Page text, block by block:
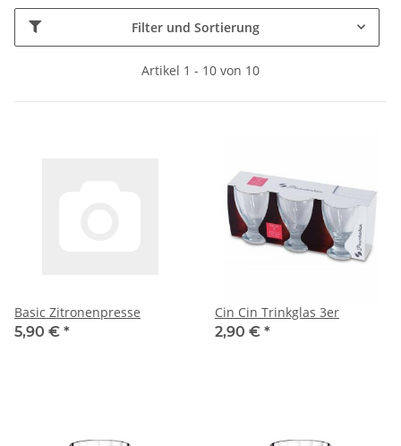
Filter und Sortierung
Artikel 1 - 10 von 10
Basic Zitronenpresse
5,90 € *
Cin Cin Trinkglas 3er
2,90 € *